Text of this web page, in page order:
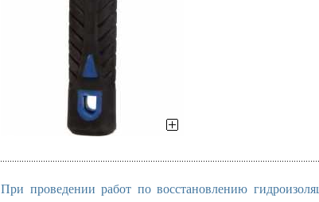
При проведении работ по восстановлению